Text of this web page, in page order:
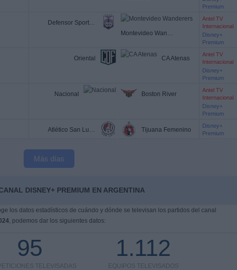
Premium
Defensor Sporting
Montevideo Wanderers
Antel TV
Internacional
Disney+
Premium
Oriental CA Atenas
Antel TV
Internacional
Disney+
Premium
Nacional Boston River
Antel TV
Internacional
Disney+
Premium
Atlético San Luis Femenino Tijuana Femenino
Disney+
Premium
Más días
DISNEY+ PREMIUM EN ARGENTINA
los datos estadísticos de cuándo y dónde se televisan los partidos del canal
, podemos dar los siguientes datos:
95
TELEVISADAS
1.112
EQUIPOS TELEVISADOS